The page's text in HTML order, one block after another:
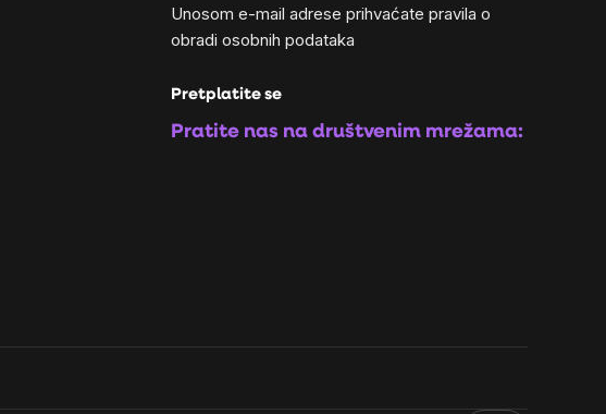
Unosom e-mail adrese prihvaćate pravila o
obradi osobnih podataka
Pretplatite se
Pratite nas na društvenim mrežama: